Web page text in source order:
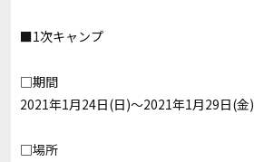
■1次キャンプ
□期間
2021年1月24日(日)〜2021年1月29日(金)
□場所